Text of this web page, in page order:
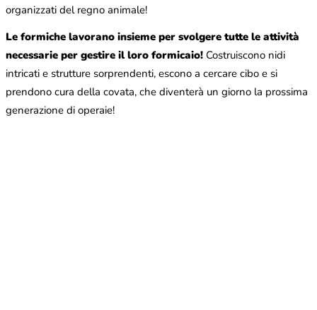
organizzati del regno animale!
Le formiche lavorano insieme per svolgere tutte le attività
necessarie per gestire il loro formicaio! Costruiscono nidi
intricati e strutture sorprendenti, escono a cercare cibo e si
prendono cura della covata, che diventerà un giorno la prossima
generazione di operaie!